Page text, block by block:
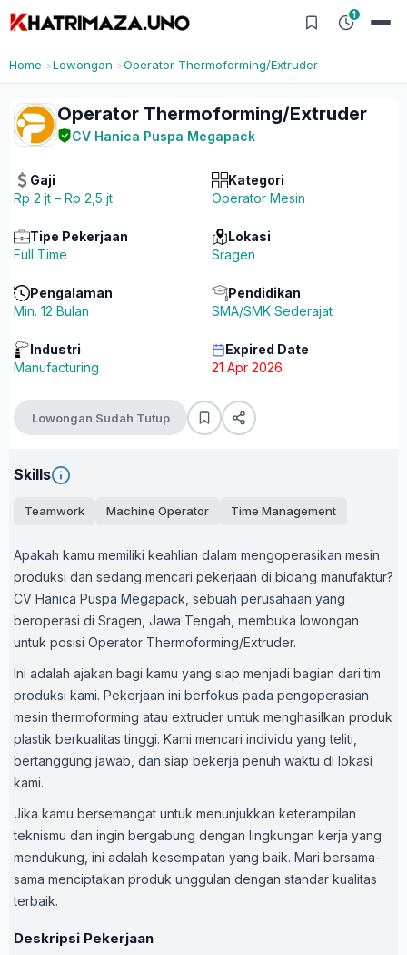
1
Home Lowongan Operator Thermoforming/Extruder
Operator Thermoforming/Extruder
CV Hanica Puspa Megapack
Gaji
Rp 2 jt – Rp 2,5 jt
Kategori
Operator Mesin
Tipe Pekerjaan
Full Time
Lokasi
Sragen
Pengalaman
Min. 12 Bulan
Pendidikan
SMA/SMK Sederajat
Industri
Manufacturing
Expired Date
21 Apr 2026
Lowongan Sudah Tutup
Skills
Teamwork Machine Operator Time Management
Apakah kamu memiliki keahlian dalam mengoperasikan mesin
produksi dan sedang mencari pekerjaan di bidang manufaktur?
CV Hanica Puspa Megapack, sebuah perusahaan yang
beroperasi di Sragen, Jawa Tengah, membuka lowongan
untuk posisi Operator Thermoforming/Extruder.
Ini adalah ajakan bagi kamu yang siap menjadi bagian dari tim
produksi kami. Pekerjaan ini berfokus pada pengoperasian
mesin thermoforming atau extruder untuk menghasilkan produk
plastik berkualitas tinggi. Kami mencari individu yang teliti,
bertanggung jawab, dan siap bekerja penuh waktu di lokasi
kami.
Jika kamu bersemangat untuk menunjukkan keterampilan
teknismu dan ingin bergabung dengan lingkungan kerja yang
mendukung, ini adalah kesempatan yang baik. Mari bersama-
sama menciptakan produk unggulan dengan standar kualitas
terbaik.
Deskripsi Pekerjaan